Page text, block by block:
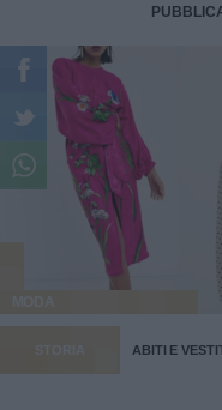
MODA
STORIA ABITI E